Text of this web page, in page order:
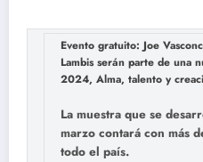
Evento gratuito: Joe
Lambis serán parte de una
2024, Alma, talento y
La muestra que se
marzo contará con más
todo el país.